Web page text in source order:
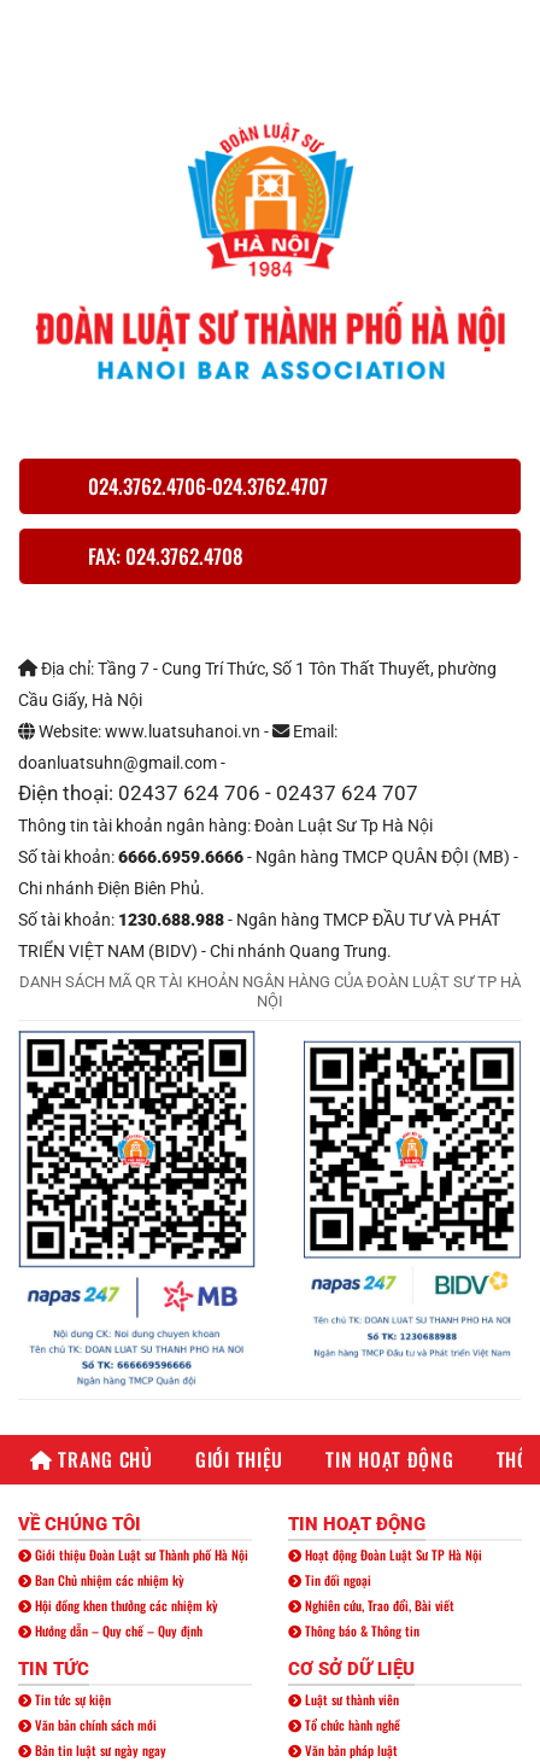
024.3762.4706-024.3762.4707
FAX: 024.3762.4708
Địa chỉ: Tầng 7 - Cung Trí Thức, Số 1 Tôn Thất Thuyết, phường
Cầu Giấy, Hà Nội
Website: www.luatsuhanoi.vn -
Email:
doanluatsuhn@gmail.com -
Điện thoại: 02437 624 706 - 02437 624 707
Thông tin tài khoản ngân hàng: Đoàn Luật Sư Tp Hà Nội
Số tài khoản:6666.6959.6666- Ngân hàng TMCP QUÂN ĐỘI (MB) -
Chi nhánh Điện Biên Phủ.
Số tài khoản: 1230.688.988- Ngân hàng TMCP ĐẦU TƯ VÀ PHÁT
TRIỂN VIỆT NAM (BIDV) - Chi nhánh Quang Trung.
DANH SÁCH MÃ QR TÀI KHOẢN NGÂN HÀNG CỦA ĐOÀN LUẬT SƯ TP HÀ
NỘI
TRANG CHỦ GIỚI THIỆU TIN HOẠT ĐỘNG
VỀ CHÚNG TÔI
Giới thiệu Đoàn Luật sư Thành phố Hà Nội
Ban Chủ nhiệm các nhiệm kỳ
Hội đồng khen thưởng các nhiệm kỳ
Hướng dẫn – Quy chế – Quy định
TIN HOẠT ĐỘNG
Hoạt động Đoàn Luật Sư TP Hà Nội
Tin đối ngoại
Nghiên cứu, Trao đổi, Bài viết
Thông báo & Thông tin
TIN TỨC
Tin tức sự kiện
Văn bản chính sách mới
Bản tin luật sư ngày ngay
CƠ SỞ DỮ LIỆU
Luật sư thành viên
Tổ chức hành nghề
Văn bản pháp luật